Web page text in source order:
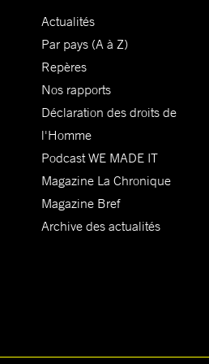
Actualités
Par pays (A à Z)
Repères
Nos rapports
Déclaration des droits de
l'Homme
Podcast WE MADE IT
Magazine La Chronique
Magazine Bref
Archive des actualités